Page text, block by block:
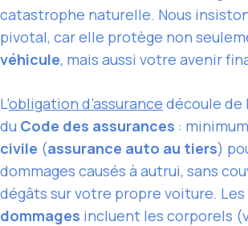
catastrophe naturelle. Nous
pivotal, car elle protège non
véhicule, mais aussi votre avenir
L’obligation d’assurance découle de
du Code des assurances : minimum
civile (assurance auto au tiers)
dommages causés à autrui, sans
dégâts sur votre propre voiture.
dommages incluent les corporels